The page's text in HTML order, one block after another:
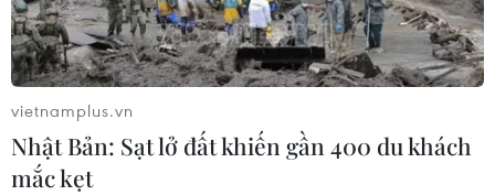
vietnamplus.vn
Nhật Bản: Sạt lở đất khiến gần 400 du khách
mắc kẹt